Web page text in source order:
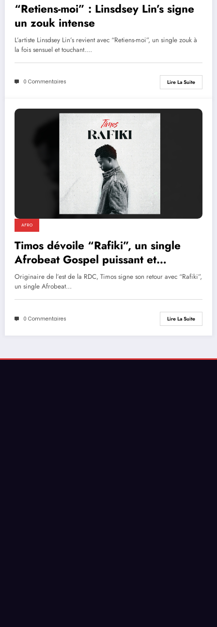
“Retiens-moi” : Linsdsey Lin’s signe
un zouk intense
L’artiste Linsdsey Lin’s revient avec “Retiens-moi”, un single zouk à
la fois sensuel et touchant.…
0 Commentaires Lire La Suite
AFRO
Timos dévoile “Rafiki”, un single
Afrobeat Gospel puissant et
inspirant
Originaire de l’est de la RDC, Timos signe son retour avec “Rafiki”,
un single Afrobeat…
0 Commentaires Lire La Suite